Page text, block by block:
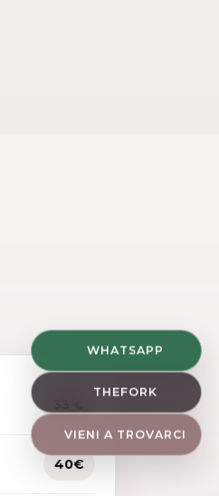
WHATSAPP
THEFORK
VIENI A TROVARCI
40€